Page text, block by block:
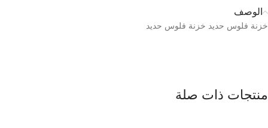
الوصف
خزنة فلوس حديد خزنة فلوس حديد
منتجات ذات صلة